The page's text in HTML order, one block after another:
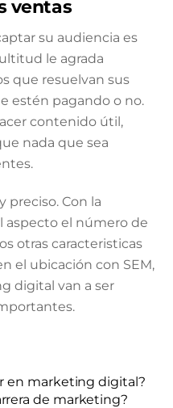
ventas
su audiencia es
le agrada
que resuelvan sus
estén pagando o no.
contenido útil,
nada que sea
preciso. Con la
aspecto el número de
otras caracteristicas
el ubicación con SEM,
digital van a ser
en marketing digital?
de marketing?